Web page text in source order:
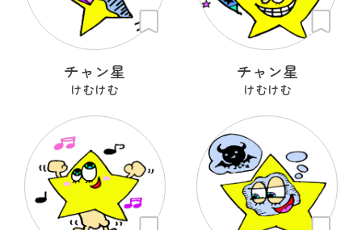
チャン星
けむけむ
チャン星
けむけむ